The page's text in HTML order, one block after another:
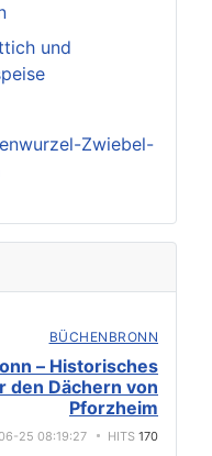
und
Zwiebel-
BÜCHENBRONN
– Historisches
den Dächern von
Pforzheim
25 08:19:27 HITS 170